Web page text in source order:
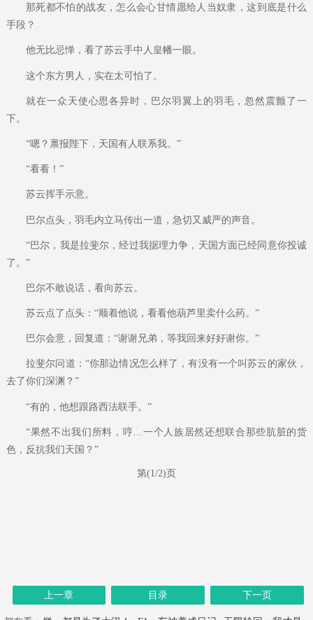
那死都不怕的战友，怎么会心甘情愿给人当奴隶，这到底是什么
手段？
他无比忌惮，看了苏云手中人皇幡一眼。
这个东方男人，实在太可怕了。
就在一众天使心思各异时，巴尔羽翼上的羽毛，忽然震颤了一
下。
“嗯？禀报陛下，天国有人联系我。”
“看看！”
苏云挥手示意。
巴尔点头，羽毛内立马传出一道，急切又威严的声音。
“巴尔，我是拉斐尔，经过我据理力争，天国方面已经同意你投诚
了。”
巴尔不敢说话，看向苏云。
苏云点了点头：“顺着他说，看看他葫芦里卖什么药。”
巴尔会意，回复道：“谢谢兄弟，等我回来好好谢你。”
拉斐尔问道：“你那边情况怎么样了，有没有一个叫苏云的家伙，
去了你们深渊？”
“有的，他想跟路西法联手。”
“果然不出我们所料，哼…一个人族居然还想联合那些肮脏的货
色，反抗我们天国？”
第(1/2)页
上一章 目录 下一页